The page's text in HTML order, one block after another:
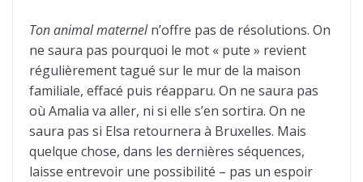
Ton animal materneln’offre pas de résolutions. On
ne saura pas pourquoi le mot « pute » revient
régulièrement tagué sur le mur de la maison
familiale, effacé puis réapparu. On ne saura pas
où Amalia va aller, ni si elle s’en sortira. On ne
saura pas si Elsa retournera à Bruxelles. Mais
quelque chose, dans les dernières séquences,
laisse entrevoir une possibilité – pas un espoir